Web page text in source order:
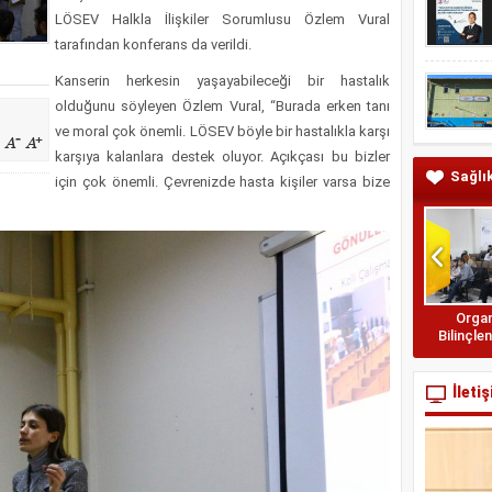
Huzurevinde Dijital Medya Etkinliği
Başkanlığı İstanbul Bölge Müdürü’ne Takdim Edildi
LÖSEV Halkla İlişkiler Sorumlusu Özlem Vural
tarafından konferans da verildi.
Kanserin herkesin yaşayabileceği bir hastalık
olduğunu söyleyen Özlem Vural, “Burada erken tanı
ve moral çok önemli. LÖSEV böyle bir hastalıkla karşı
karşıya kalanlara destek oluyor. Açıkçası bu bizler
için çok önemli. Çevrenizde hasta kişiler varsa bize
Samsun’da Gençlere
Binicilik Geleneği
Aktarılıyor